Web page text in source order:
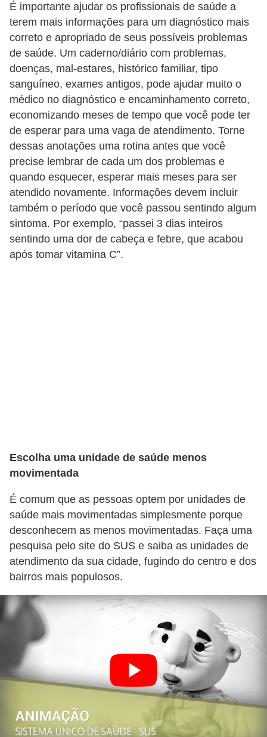
É importante ajudar os profissionais de saúde a
terem mais informações para um diagnóstico mais
correto e apropriado de seus possíveis problemas
de saúde. Um caderno/diário com problemas,
doenças, mal-estares, histórico familiar, tipo
sanguíneo, exames antigos, pode ajudar muito o
médico no diagnóstico e encaminhamento correto,
economizando meses de tempo que você pode ter
de esperar para uma vaga de atendimento. Torne
dessas anotações uma rotina antes que você
precise lembrar de cada um dos problemas e
quando esquecer, esperar mais meses para ser
atendido novamente. Informações devem incluir
também o período que você passou sentindo algum
sintoma. Por exemplo, “passei 3 dias inteiros
sentindo uma dor de cabeça e febre, que acabou
após tomar vitamina C”.
Escolha uma unidade de saúde menos
movimentada
É comum que as pessoas optem por unidades de
saúde mais movimentadas simplesmente porque
desconhecem as menos movimentadas. Faça uma
pesquisa pelo site do SUS e saiba as unidades de
atendimento da sua cidade, fugindo do centro e dos
bairros mais populosos.